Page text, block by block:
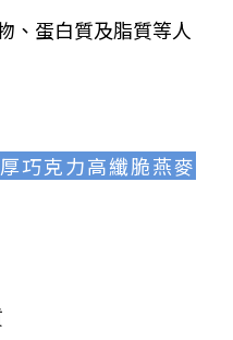
、蛋白質及脂質等人
巧克力高纖脆燕麥